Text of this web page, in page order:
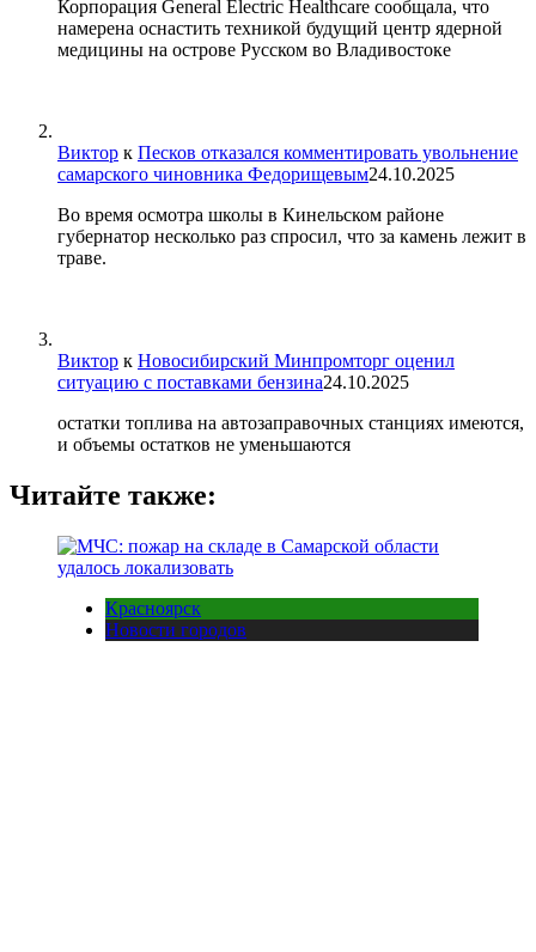
Корпорация General Electric Healthcare сообщала, что
намерена оснастить техникой будущий центр ядерной
медицины на острове Русском во Владивостоке
Виктор к Песков отказался комментировать увольнение
самарского чиновника Федорищевым24.10.2025
Во время осмотра школы в Кинельском районе
губернатор несколько раз спросил, что за камень лежит в
траве.
Виктор к Новосибирский Минпромторг оценил
ситуацию с поставками бензина24.10.2025
остатки топлива на автозаправочных станциях имеются,
и объемы остатков не уменьшаются
Читайте также:
Красноярск
Новости городов